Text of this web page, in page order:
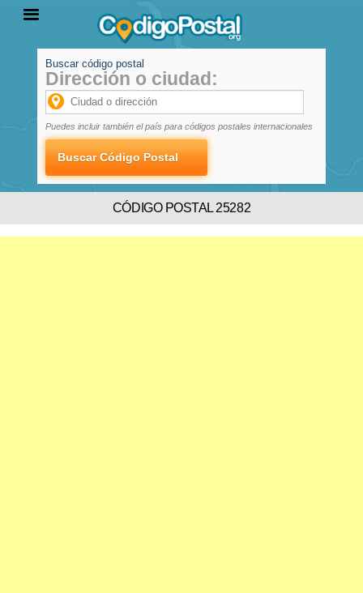
PROVINCIAS
LOCALIDADES
Buscar código postal
Dirección o ciudad:
Puedes incluir también el país para códigos postales internacionales
CÓDIGO POSTAL 25282